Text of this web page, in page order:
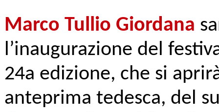
Marco Tullio Giordana
l’inaugurazione del
24a edizione, che si
anteprima tedesca, del